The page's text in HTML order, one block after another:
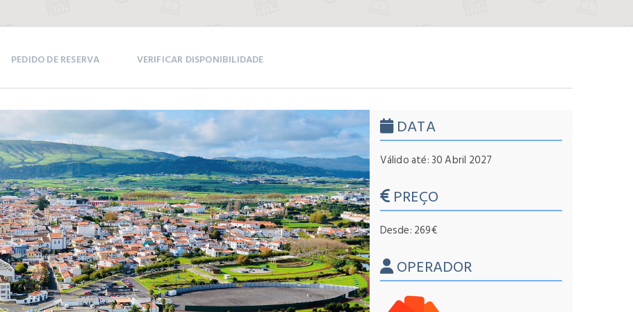
PEDIDO DE RESERVA VERIFICAR DISPONIBILIDADE
DATA
Válido até: 30 Abril 2027
PREÇO
Desde: 269€
OPERADOR